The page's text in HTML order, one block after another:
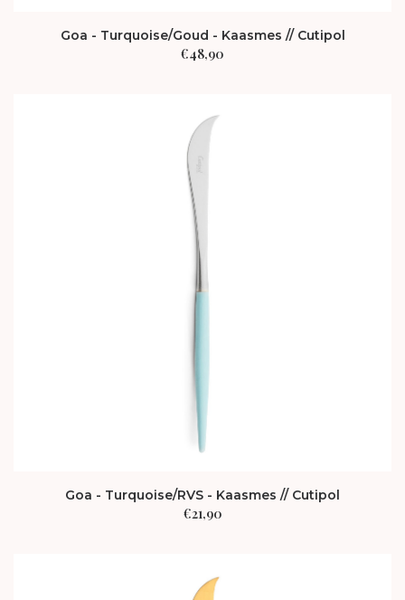
Goa - Turquoise/Goud - Kaasmes // Cutipol
€48,90
Goa - Turquoise/RVS - Kaasmes // Cutipol
€21,90